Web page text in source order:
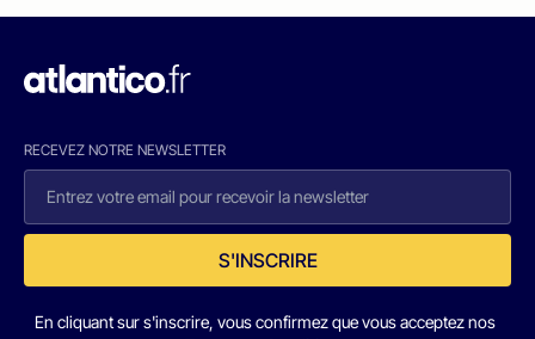
RECEVEZ NOTRE NEWSLETTER
S'INSCRIRE
En cliquant sur s'inscrire, vous confirmez que vous acceptez nos